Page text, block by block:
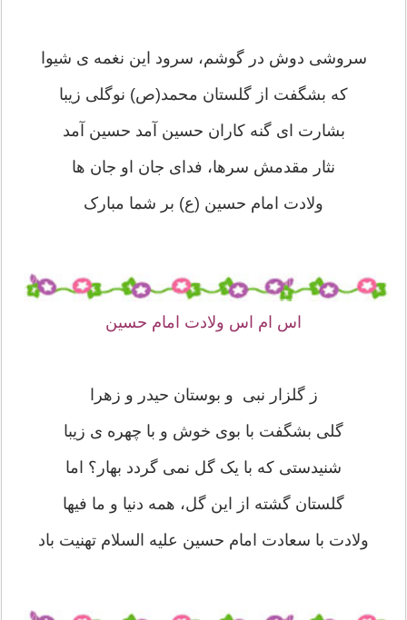
سروشی دوش در گوشم، سرود این نغمه ی شیوا
که بشگفت از گلستان محمد(ص) نوگلی زیبا
بشارت ای گنه کاران حسین آمد حسین آمد
نثار مقدمش سرها، فدای جان او جان ها
ولادت امام حسین (ع) بر شما مبارک
اس ام اس ولادت امام حسین
ز گلزار نبی و بوستان حیدر و زهرا
گلی بشگفت با بوی خوش و با چهره ی زیبا
شنیدستی که با یک گل نمی گردد بهار؟ اما
گلستان گشته از این گل، همه دنیا و ما فیها
ولادت با سعادت امام حسین علیه السلام تهنیت باد